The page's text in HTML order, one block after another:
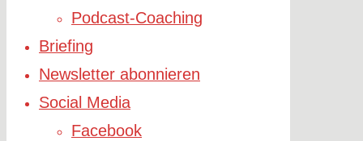
Podcast-Coaching
Briefing
Newsletter abonnieren
Social Media
Facebook